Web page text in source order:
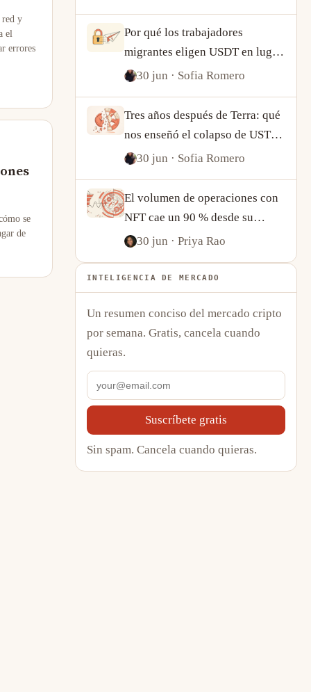
red y
el
errores
se
de
cripto
Por qué los trabajadores
migrantes eligen USDT en lugar
de Western Union
30 jun · Sofia Romero
Tres años después de Terra: qué
nos enseñó el colapso de UST
sobre las stablecoins
30 jun · Sofia Romero
El volumen de operaciones con
NFT cae un 90 % desde su
máximo, pero la actividad on-
compleja
30 jun · Priya Rao
INTELIGENCIA DE MERCADO
Un resumen conciso del mercado cripto
por semana. Gratis, cancela cuando
quieras.
Suscríbete gratis
Sin spam. Cancela cuando quieras.